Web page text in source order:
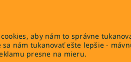
aby nám to správne
nám tukanovať ešte lepšie -
presne na mieru.